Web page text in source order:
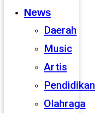
News
Daerah
Music
Artis
Pendidikan
Olahraga